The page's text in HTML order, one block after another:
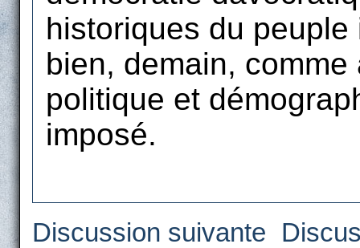
historiques du
bien, demain,
politique et
imposé.
Discussion suivante